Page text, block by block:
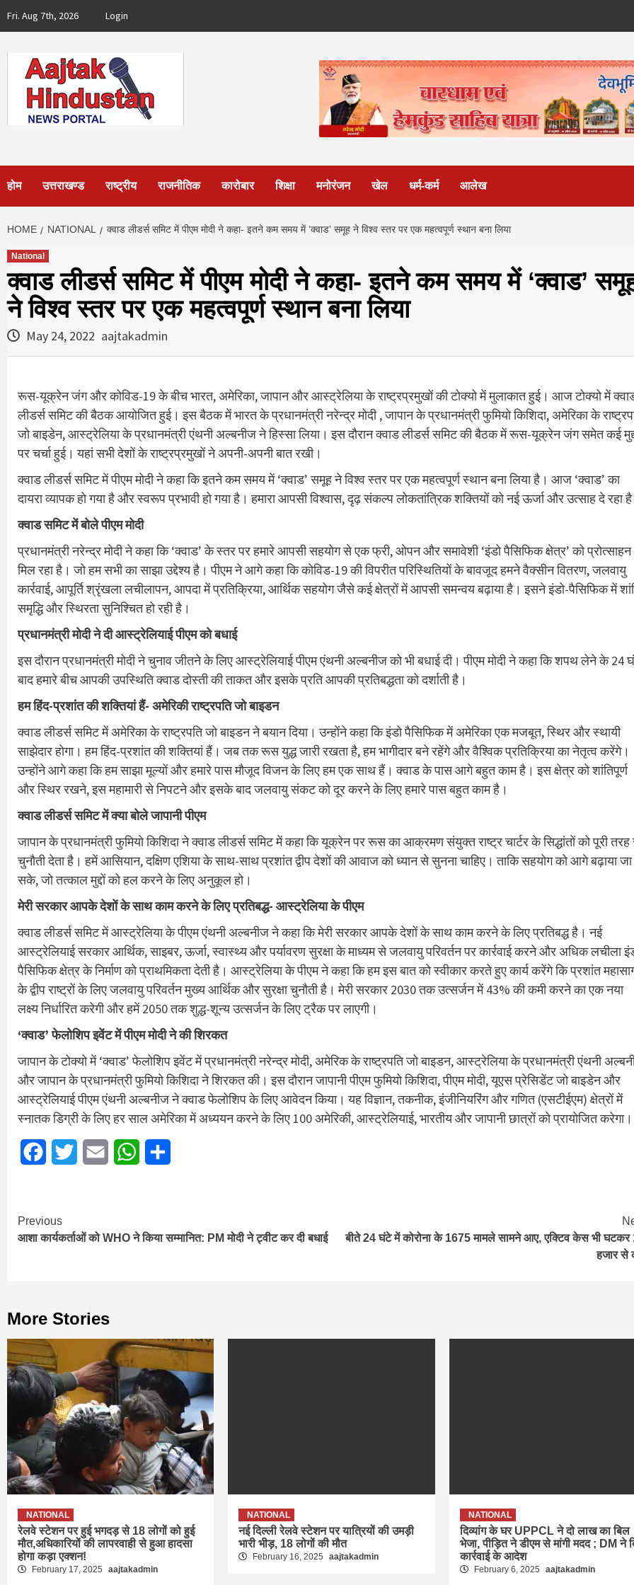
Fri. Aug 7th, 2026 Login
होम उत्तराखण्ड राष्ट्रीय राजनीतिक कारोबार शिक्षा मनोरंजन खेल धर्म-कर्म आलेख
HOME NATIONAL क्वाड लीडर्स समिट में पीएम मोदी ने कहा- इतने कम समय में ‘क्वाड’ समूह ने विश्व स्तर पर एक महत्वपूर्ण स्थान बना लिया
National
क्वाड लीडर्स समिट में पीएम मोदी ने कहा- इतने कम समय में ‘क्वाड’
ने विश्व स्तर पर एक महत्वपूर्ण स्थान बना लिया
May 24, 2022 aajtakadmin
रूस-यूक्रेन जंग और कोविड-19 के बीच भारत, अमेरिका, जापान और आस्ट्रेलिया के राष्ट्रप्रमुखों की टोक्यो में मुलाकात हुई। आज टोक्यो में
लीडर्स समिट की बैठक आयोजित हुई। इस बैठक में भारत के प्रधानमंत्री नरेन्द्र मोदी , जापान के प्रधानमंत्री फुमियो किशिदा, अमेरिका के
जो बाइडेन, आस्ट्रेलिया के प्रधानमंत्री एंथनी अल्बनीज ने हिस्सा लिया। इस दौरान क्वाड लीडर्स समिट की बैठक में रूस-यूक्रेन जंग समेत कई
पर चर्चा हुई। यहां सभी देशों के राष्ट्रप्रमुखों ने अपनी-अपनी बात रखी।
क्वाड लीडर्स समिट में पीएम मोदी ने कहा कि इतने कम समय में ‘क्वाड’ समूह ने विश्व स्तर पर एक महत्वपूर्ण स्थान बना लिया है। आज ‘क्वाड’ का
दायरा व्यापक हो गया है और स्वरूप प्रभावी हो गया है। हमारा आपसी विश्वास, दृढ़ संकल्प लोकतांत्रिक शक्तियों को नई ऊर्जा और उत्साह दे रहा
क्वाड समिट में बोले पीएम मोदी
प्रधानमंत्री नरेन्द्र मोदी ने कहा कि ‘क्वाड’ के स्तर पर हमारे आपसी सहयोग से एक फ्री, ओपन और समावेशी ‘इंडो पैसिफिक क्षेत्र’ को प्रोत्साहन
मिल रहा है। जो हम सभी का साझा उद्देश्य है। पीएम ने आगे कहा कि कोविड-19 की विपरीत परिस्थितियों के बावजूद हमने वैक्सीन वितरण, जलवायु
कार्रवाई, आपूर्ति श्रृंखला लचीलापन, आपदा में प्रतिक्रिया, आर्थिक सहयोग जैसे कई क्षेत्रों में आपसी समन्वय बढ़ाया है। इसने इंडो-पैसिफिक में
समृद्धि और स्थिरता सुनिश्चित हो रही है।
प्रधानमंत्री मोदी ने दी आस्ट्रेलियाई पीएम को बधाई
इस दौरान प्रधानमंत्री मोदी ने चुनाव जीतने के लिए आस्ट्रेलियाई पीएम एंथनी अल्बनीज को भी बधाई दी। पीएम मोदी ने कहा कि शपथ लेने के 24
बाद हमारे बीच आपकी उपस्थिति क्वाड दोस्ती की ताकत और इसके प्रति आपकी प्रतिबद्धता को दर्शाती है।
हम हिंद-प्रशांत की शक्तियां हैं- अमेरिकी राष्ट्रपति जो बाइडन
क्वाड लीडर्स समिट में अमेरिका के राष्ट्रपति जो बाइडन ने बयान दिया। उन्होंने कहा कि इंडो पैसिफिक में अमेरिका एक मजबूत, स्थिर और स्थायी
साझेदार होगा। हम हिंद-प्रशांत की शक्तियां हैं। जब तक रूस युद्ध जारी रखता है, हम भागीदार बने रहेंगे और वैश्विक प्रतिक्रिया का नेतृत्व करेंगे।
उन्होंने आगे कहा कि हम साझा मूल्यों और हमारे पास मौजूद विजन के लिए हम एक साथ हैं। क्वाड के पास आगे बहुत काम है। इस क्षेत्र को शांतिपूर्ण
और स्थिर रखने, इस महामारी से निपटने और इसके बाद जलवायु संकट को दूर करने के लिए हमारे पास बहुत काम है।
क्वाड लीडर्स समिट में क्या बोले जापानी पीएम
जापान के प्रधानमंत्री फुमियो किशिदा ने क्वाड लीडर्स समिट में कहा कि यूक्रेन पर रूस का आक्रमण संयुक्त राष्ट्र चार्टर के सिद्धांतों को पूरी
चुनौती देता है। हमें आसियान, दक्षिण एशिया के साथ-साथ प्रशांत द्वीप देशों की आवाज को ध्यान से सुनना चाहिए। ताकि सहयोग को आगे बढ़ाया जा
सके, जो तत्काल मुद्दों को हल करने के लिए अनुकूल हो।
मेरी सरकार आपके देशों के साथ काम करने के लिए प्रतिबद्ध- आस्ट्रेलिया के पीएम
क्वाड लीडर्स समिट में आस्ट्रेलिया के पीएम एंथनी अल्बनीज ने कहा कि मेरी सरकार आपके देशों के साथ काम करने के लिए प्रतिबद्ध है। नई
आस्ट्रेलियाई सरकार आर्थिक, साइबर, ऊर्जा, स्वास्थ्य और पर्यावरण सुरक्षा के माध्यम से जलवायु परिवर्तन पर कार्रवाई करने और अधिक लचीला
पैसिफिक क्षेत्र के निर्माण को प्राथमिकता देती है। आस्ट्रेलिया के पीएम ने कहा कि हम इस बात को स्वीकार करते हुए कार्य करेंगे कि प्रशांत
के द्वीप राष्ट्रों के लिए जलवायु परिवर्तन मुख्य आर्थिक और सुरक्षा चुनौती है। मेरी सरकार 2030 तक उत्सर्जन में 43% की कमी करने का एक नया
लक्ष्य निर्धारित करेगी और हमें 2050 तक शुद्ध-शून्य उत्सर्जन के लिए ट्रैक पर लाएगी।
‘क्वाड’ फेलोशिप इवेंट में पीएम मोदी ने की शिरकत
जापान के टोक्यो में ‘क्वाड’ फेलोशिप इवेंट में प्रधानमंत्री नरेन्द्र मोदी, अमेरिक के राष्ट्रपति जो बाइडन, आस्ट्रेलिया के प्रधानमंत्री एंथनी
और जापान के प्रधानमंत्री फुमियो किशिदा ने शिरकत की। इस दौरान जापानी पीएम फुमियो किशिदा, पीएम मोदी, यूएस प्रेसिडेंट जो बाइडेन और
आस्ट्रेलियाई पीएम एंथनी अल्बनीज ने क्वाड फेलोशिप के लिए आवेदन किया। यह विज्ञान, तकनीक, इंजीनियरिंग और गणित (एसटीईएम) क्षेत्रों में
स्नातक डिग्री के लिए हर साल अमेरिका में अध्ययन करने के लिए 100 अमेरिकी, आस्ट्रेलियाई, भारतीय और जापानी छात्रों को प्रायोजित करेगा।
FacebookTwitter Email WhatsApp
Continue
Reading
Previous
आशा कार्यकर्ताओं को WHO ने किया सम्मानित: PM मोदी ने ट्वीट कर दी बधाई
बीते 24 घंटे में कोरोना के 1675 मामले सामने आए, एक्टिव केस भी घटकर
हजार से
More Stories
NATIONAL
रेलवे स्टेशन पर हुई भगदड़ से 18 लोगों को हुई
मौत,अधिकारियों की लापरवाही से हुआ हादसा
होगा कड़ा एक्शन!
February 17, 2025 aajtakadmin
NATIONAL
नई दिल्ली रेलवे स्टेशन पर यात्रियों की उमड़ी
भारी भीड़, 18 लोगों की मौत
February 16, 2025 aajtakadmin
NATIONAL
दिव्यांग के घर UPPCL ने दो लाख का बिल
भेजा, पीड़ित ने डीएम से मांगी मदद ; DM ने
कार्रवाई के आदेश
February 6, 2025 aajtakadmin